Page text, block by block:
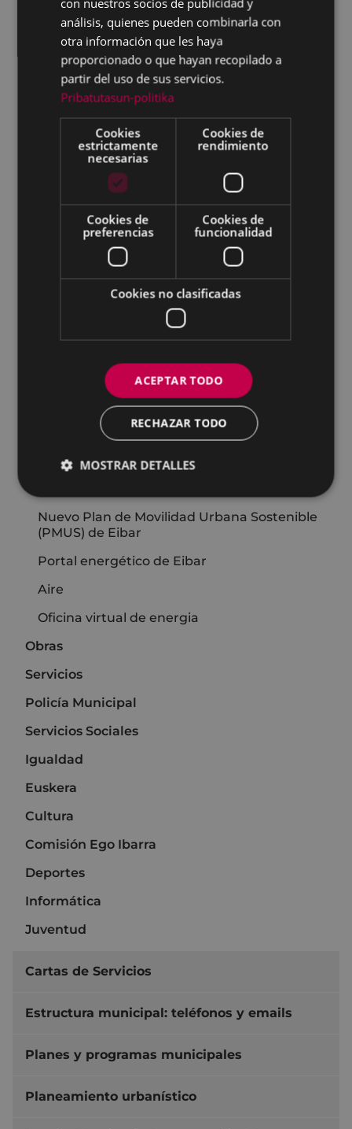
Plan de Acción Ambiental de Eibar 2025
Plan de Acción para el Clima y la Energía
Sostenible de Eibar 2022-2030
Plan estratégico e integral de Movilidad en
el municipio de Eibar
Jornadas Medioambientales
Calidad del aire
Resultados mediciones de la calidad del
aire
Uni Eibar-Ermua
Amaña
Agenda 2030 Escolar
Empresa y Medio Ambiente
Convenios
Patrimonio Natural de Eibar
Nuevo Plan de Movilidad Urbana Sostenible
(PMUS) de Eibar
Portal energético de Eibar
Aire
Oficina virtual de energia
Obras
Servicios
Policía Municipal
Servicios Sociales
Igualdad
Euskera
Cultura
Comisión Ego Ibarra
Deportes
Informática
Juventud
Cartas de Servicios
Estructura municipal: teléfonos y emails
Planes y programas municipales
Planeamiento urbanístico
análisis, quienes pueden combinarla con
otra información que les haya
proporcionado o que hayan recopilado a
partir del uso de sus servicios.
Pribatutasun-politika
Cookies
estrictamente
necesarias
Cookies de
rendimiento
Cookies de
preferencias
Cookies de
funcionalidad
Cookies no clasificadas
ACEPTAR TODO
RECHAZAR TODO
MOSTRAR DETALLES